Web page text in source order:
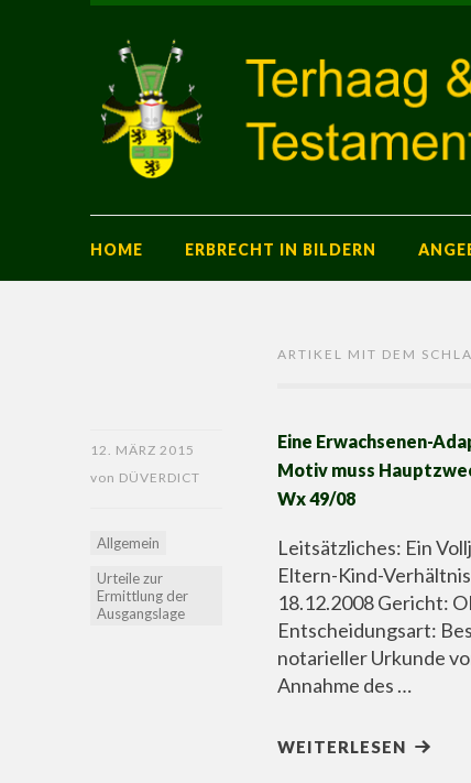
HOME ERBRECHT IN BILDERN
ARTIKEL MIT DEM
12. MÄRZ 2015
von DÜVERDICT
Allgemein
Urteile zur
Ermittlung der
Ausgangslage
Eine Erwachsenen-
Motiv muss
Wx 49/08
Leitsätzliches: Ein
Eltern-Kind-
18.12.2008 Gericht:
Entscheidungsart:
notarieller Urkunde
Annahme des …
WEITERLESEN